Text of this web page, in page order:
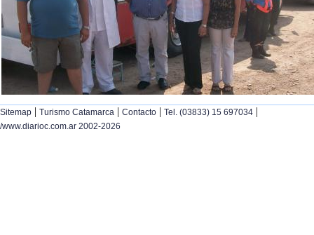
Sitemap | Turismo Catamarca | Contacto | Tel. (03833) 15 697034 |
/www.diarioc.com.ar 2002-2026